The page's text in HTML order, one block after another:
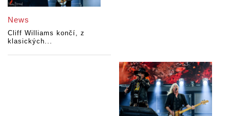
News
Cliff Williams končí, z
klasických...